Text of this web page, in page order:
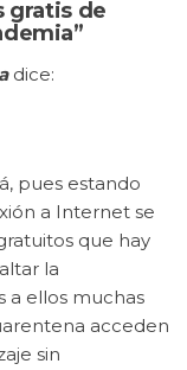
gratis de
dice:
pues estando
a Internet se
que hay
la
a ellos muchas
acceden
sin